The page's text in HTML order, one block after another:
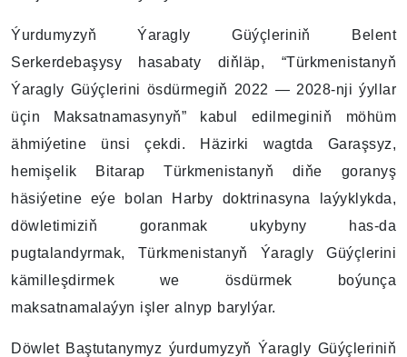
Ýurdumyzyň Ýaragly Güýçleriniň Belent
Serkerdebaşysy hasabaty diňläp, “Türkmenistanyň
Ýaragly Güýçlerini ösdürmegiň 2022 — 2028-nji ýyllar
üçin Maksatnamasynyň” kabul edilmeginiň möhüm
ähmiýetine ünsi çekdi. Häzirki wagtda Garaşsyz,
hemişelik Bitarap Türkmenistanyň diňe goranyş
häsiýetine eýe bolan Harby doktrinasyna laýyklykda,
döwletimiziň goranmak ukybyny has-da
pugtalandyrmak, Türkmenistanyň Ýaragly Güýçlerini
kämilleşdirmek we ösdürmek boýunça
maksatnamalaýyn işler alnyp barylýar.
Döwlet Baştutanymyz ýurdumyzyň Ýaragly Güýçleriniň